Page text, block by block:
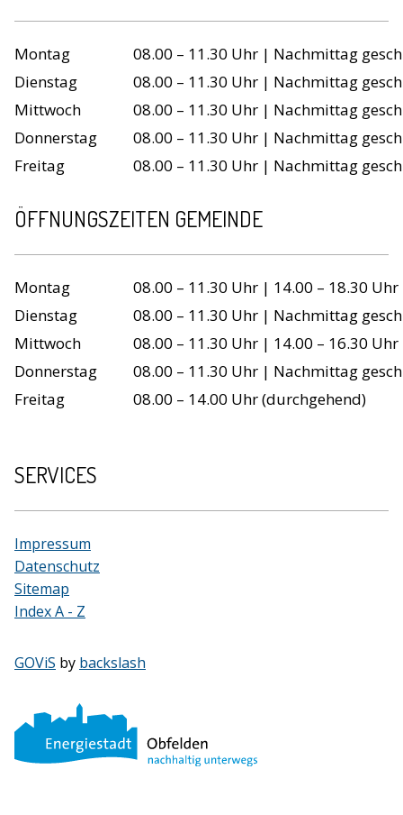
Wochentag Öffnungszeiten
Montag
08.00 – 11.30 Uhr | Nachmittag
Dienstag
08.00 – 11.30 Uhr | Nachmittag
Mittwoch
08.00 – 11.30 Uhr | Nachmittag
Donnerstag
08.00 – 11.30 Uhr | Nachmittag
Freitag
08.00 – 11.30 Uhr | Nachmittag
ÖFFNUNGSZEITEN GEMEINDE
Wochentag Öffnungszeiten
Montag
08.00 – 11.30 Uhr | 14.00 – 18.30 Uhr
Dienstag
08.00 – 11.30 Uhr | Nachmittag
Mittwoch
08.00 – 11.30 Uhr | 14.00 – 16.30 Uhr
Donnerstag
08.00 – 11.30 Uhr | Nachmittag
Freitag
08.00 – 14.00 Uhr (durchgehend)
SERVICES
Impressum
Datenschutz
Sitemap
Index A - Z
GOViS by backslash